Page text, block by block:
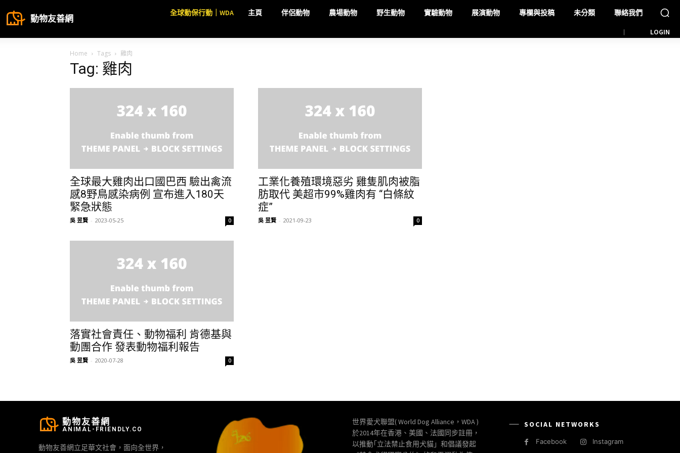
動物友善網
全球動保行動｜WDA 主頁 伴侶動物 農場動物 野生動物 實驗動物 展演動物 專欄與投稿 未分類 聯絡我們
LOGIN
Home Tags 雞肉
Tag: 雞肉
全球最大雞肉出口國巴西 驗出禽流
感8野鳥感染病例 宣布進入180天
緊急狀態
吳 昱賢 - 2023-05-25 0
工業化養殖環境惡劣 雞隻肌肉被脂
肪取代 美超市99%雞肉有 “白條紋
症”
吳 昱賢 - 2021-09-23 0
落實社會責任、動物福利 肯德基與
動團合作 發表動物福利報告
吳 昱賢 - 2020-07-28 0
動物友善網
ANIMAL-FRIENDLY.CO
動物友善網立足華文社會，面向全世界，
世界愛犬聯盟( World Dog Alliance，WDA )
於2014年在香港、美國、法國同步註冊，
以推動｢立法禁止食用犬貓」和倡議發起
SOCIAL NETWORKS
Facebook Instagram